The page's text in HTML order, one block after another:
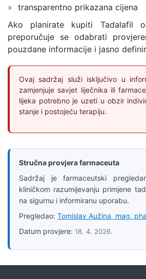
transparentno prikazana cijena
Ako planirate kupiti Tadalafil
preporučuje se odabrati
pouzdane informacije i jasno
Ovaj sadržaj služi isključivo u
zamjenjuje savjet liječnika ili
lijeka potrebno je uzeti u obzir
stanje i postojeću terapiju.
Stručna provjera farmaceuta
Sadržaj je farmaceutski
kliničkom razumijevanju primjene
na sigurnu i informiranu uporabu.
Pregledao: Tomislav Aužina, mag.
Datum provjere: 18. 4. 2026.